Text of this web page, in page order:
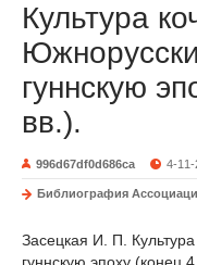
Культура
гуннскую
вв.).
996d67df0d686ca 4-11-
Библиография
Засецкая И. П.